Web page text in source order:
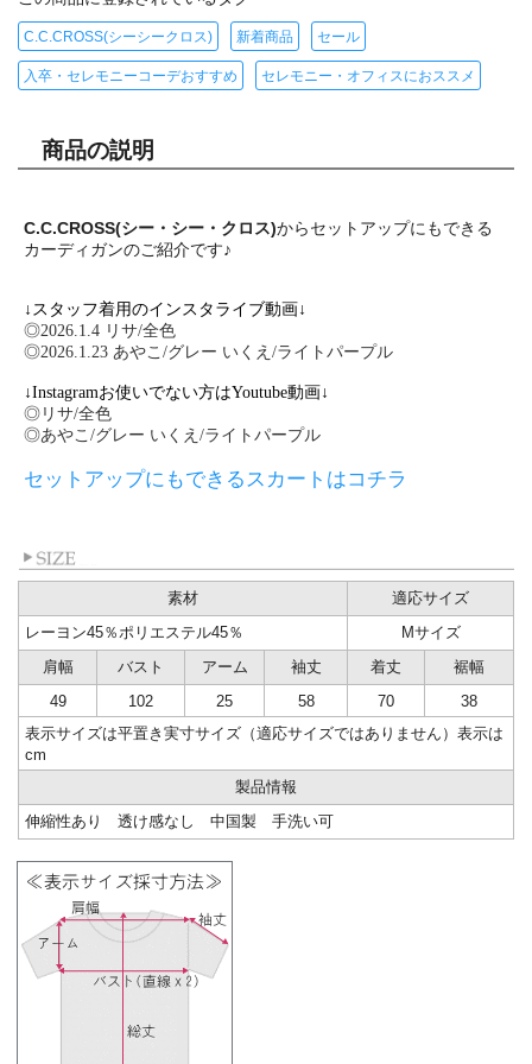
C.C.CROSS(シーシークロス) 新着商品 セール
入卒・セレモニーコーデおすすめ セレモニー・オフィスにおススメ
商品の説明
C.C.CROSS(シー・シー・クロス)からセットアップにもできる
カーディガンのご紹介です♪
↓スタッフ着用のインスタライブ動画↓
◎2026.1.4 リサ/全色
◎2026.1.23 あやこ/グレー いくえ/ライトパープル
↓Instagramお使いでない方はYoutube動画↓
◎リサ/全色
◎あやこ/グレー いくえ/ライトパープル
セットアップにもできるスカートはコチラ
素材
適応サイズ
レーヨン45％ポリエステル45％
Mサイズ
肩幅
バスト アーム 袖丈 着丈
裾幅
49
102 25 58 70
38
表示サイズは平置き実寸サイズ（適応サイズではありません）表示は
cm
製品情報
伸縮性あり 透け感なし 中国製 手洗い可